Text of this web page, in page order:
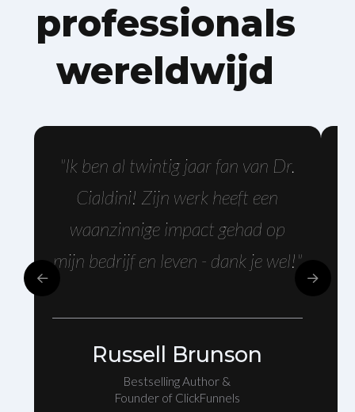
professionals
wereldwijd
"Ik ben al twintig jaar fan van Dr.
Cialdini! Zijn werk heeft een
waanzinnige impact gehad op
mijn bedrijf en leven - dank je wel!"
Russell Brunson
Bestselling Author &
Founder of ClickFunnels